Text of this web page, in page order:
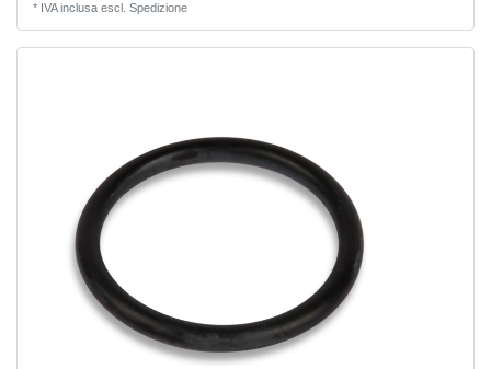
* IVA inclusaescl. Spedizione